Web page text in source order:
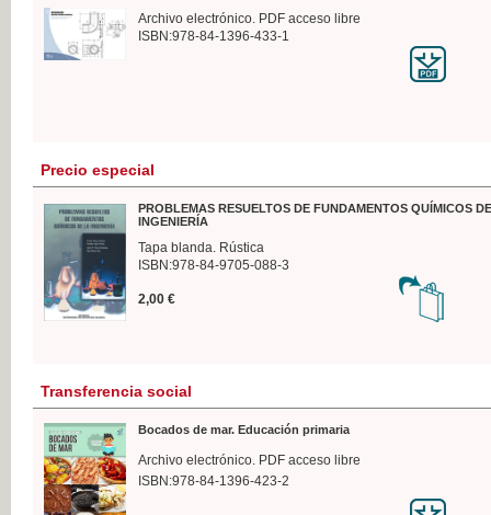
Archivo electrónico. PDF acceso libre
ISBN:978-84-1396-433-1
Precio especial
PROBLEMAS RESUELTOS DE FUNDAMENTOS QUÍMICOS
INGENIERÍA
Tapa blanda. Rústica
ISBN:978-84-9705-088-3
2,00 €
Transferencia social
Bocados de mar. Educación primaria
Archivo electrónico. PDF acceso libre
ISBN:978-84-1396-423-2